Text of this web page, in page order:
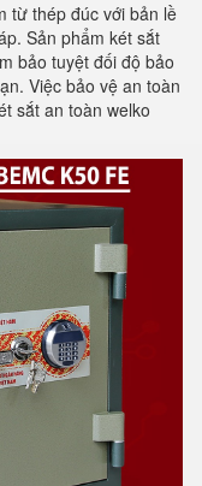
từ thép đúc với bản lề
Sản phẩm két sắt
bảo tuyệt đối độ bảo
Việc bảo vệ an toàn
sắt an toàn welko